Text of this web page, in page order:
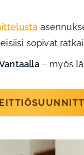
sopivat
– myös